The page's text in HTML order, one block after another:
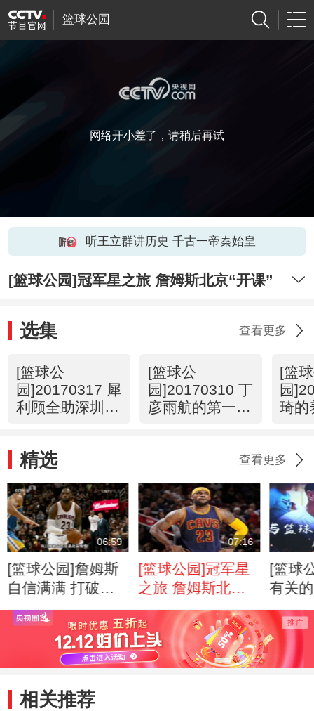
篮球公园
网络开小差了，请稍后再试
听王立群讲历史 千古一帝秦始皇
[篮球公园]冠军星之旅 詹姆斯北京“开课”
选集 查看更多
[篮球公
园]20170317 犀
利顾全助深圳队
[篮球公
园]20170310 丁
彦雨航的第一个
[篮
园
琦的
精选 查看更多
06:59
[篮球公园]詹姆斯
自信满满 打破质
疑再出发
07:16
[篮球公园]冠军星
之旅 詹姆斯北
京“开课”
[篮球
有关
宝桐
相关推荐